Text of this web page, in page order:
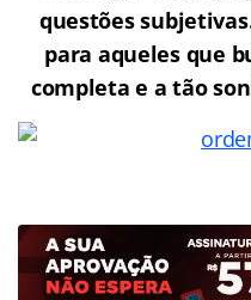
questões
para aqueles que
completa e a tão